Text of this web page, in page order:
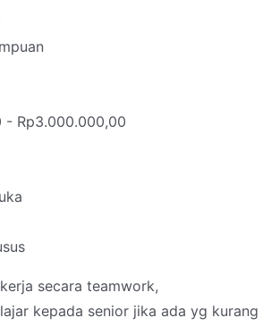
- Rp3.000.000,00
secara teamwork,
kepada senior jika ada yg kurang